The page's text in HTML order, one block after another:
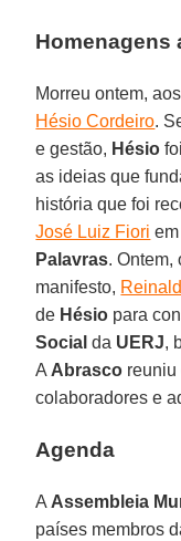
Homenagens
Morreu ontem,
Hésio Cordeiro.
e gestão, Hésio
as ideias que
história que foi
José Luiz Fiori
Palavras. Ontem,
manifesto,
de Hésio para
Socialda UERJ,
A Abrasco reuniu
colaboradores e
Agenda
A Assembleia
países membros